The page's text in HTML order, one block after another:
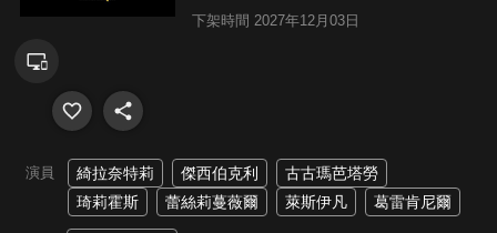
下架時間 2027年12月03日
演員 綺拉奈特莉 傑西伯克利
古古瑪芭塔勞
琦莉霍斯
蕾絲莉蔓薇爾 萊斯伊凡 葛雷肯尼爾